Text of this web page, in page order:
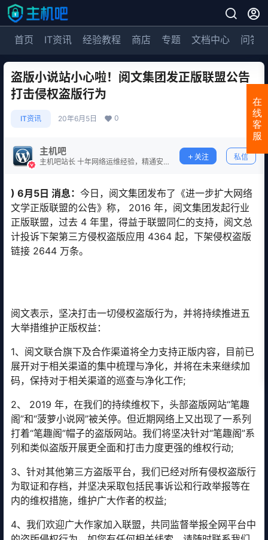
首页 IT资讯 经验教程 商店 专题 文档中心 问答
盗版小说站小心啦！阅文集团发正版联盟公告
打击侵权盗版行为
IT资讯 20年6月5日 0
主机吧
主机吧站长 十年网络运维经验，精通安
关注 私信
) 6月5日 消息： 今日，阅文集团发布了《进一步扩大网络
文学正版联盟的公告》称， 2016 年，阅文集团发起行业
正版联盟，过去 4 年里，得益于联盟同仁的支持，阅文总
计投诉下架第三方侵权盗版应用 4364 起，下架侵权盗版
链接 2644 万条。
阅文表示，坚决打击一切侵权盗版行为，并将持续推进五
大举措维护正版权益：
1、阅文联合旗下及合作渠道将全力支持正版内容，目前已
展开对于相关渠道的集中梳理与净化，并将在未来继续加
码，保持对于相关渠道的巡查与净化工作;
2、 2019 年，在我们的持续维权下，头部盗版网站“笔趣
阁”和“菠萝小说网”被关停。但近期网络上又出现了一系列
打着“笔趣阁”帽子的盗版网站。我们将坚决针对“笔趣阁”系
列和类似盗版开展更全面和打击力度更强的维权行动;
3、针对其他第三方盗版平台，我们已经对所有侵权盗版行
为取证和存档，并坚决采取包括民事诉讼和行政举报等在
内的维权措施，维护广大作者的权益;
4、我们欢迎广大作家加入联盟，共同监督举报全网平台中
在
线
客
服